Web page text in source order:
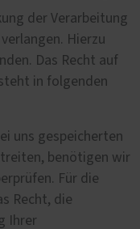
der Verarbeitung
Hierzu
Das Recht auf
in folgenden
uns gespeicherten
benötigen wir
Für die
Recht, die
Ihrer